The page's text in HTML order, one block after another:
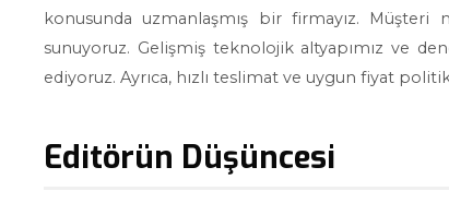
konusunda uzmanlaşmış bir firmayız.
sunuyoruz. Gelişmiş teknolojik altyapımız ve
ediyoruz. Ayrıca, hızlı teslimat ve uygun fiyat
Editörün Düşüncesi